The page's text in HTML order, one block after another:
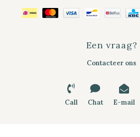
Een vraag?
Contacteer ons
Call Chat E-mail